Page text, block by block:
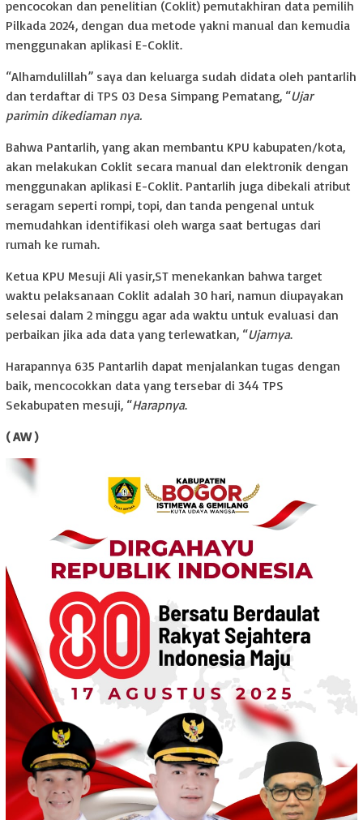
pencocokan dan penelitian (Coklit) pemutakhiran data pemilih
Pilkada 2024, dengan dua metode yakni manual dan kemudia
menggunakan aplikasi E-Coklit.
“Alhamdulillah” saya dan keluarga sudah didata oleh pantarlih
dan terdaftar di TPS 03 Desa Simpang Pematang, “Ujar
parimin dikediaman nya.
Bahwa Pantarlih, yang akan membantu KPU kabupaten/kota,
akan melakukan Coklit secara manual dan elektronik dengan
menggunakan aplikasi E-Coklit. Pantarlih juga dibekali atribut
seragam seperti rompi, topi, dan tanda pengenal untuk
memudahkan identifikasi oleh warga saat bertugas dari
rumah ke rumah.
Ketua KPU Mesuji Ali yasir,ST menekankan bahwa target
waktu pelaksanaan Coklit adalah 30 hari, namun diupayakan
selesai dalam 2 minggu agar ada waktu untuk evaluasi dan
perbaikan jika ada data yang terlewatkan, “Ujarnya.
Harapannya 635 Pantarlih dapat menjalankan tugas dengan
baik, mencocokkan data yang tersebar di 344 TPS
Sekabupaten mesuji, “Harapnya.
( AW )